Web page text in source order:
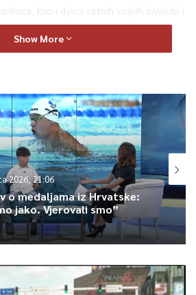
kao i djeca ratnih vojnih invalida i
koja su trebala na sistemski način imati
Uvođenjem moratorija, odluka je
priču
Show More
2026, 21:06
o medaljama iz Hrvatske:
jako. Vjerovali smo”